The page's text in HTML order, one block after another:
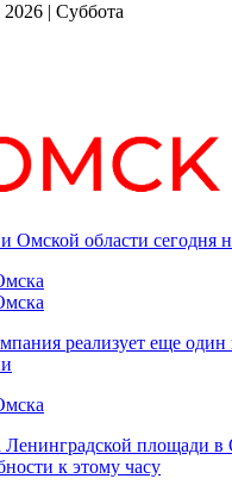
2026 | Суббота
Омской области сегодня
реализует еще один
Ленинградской площади в
к этому часу